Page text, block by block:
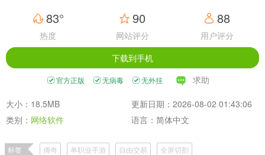
83°
热度
90
网站评分
88
用户评分
下载到手机
官方正版 无病毒 无外挂 求助
大小：18.5MB
更新日期：2026-08-02 01:43:06
类别： 网络软件 语言：简体中文
标签 傳奇 单职业手游 自由交易
全屏切割